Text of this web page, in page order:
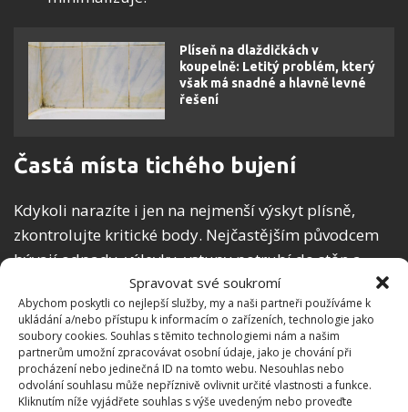
Spravovat své soukromí
Abychom poskytli co nejlepší služby, my a naši partneři používáme k
ukládání a/nebo přístupu k informacím o zařízeních, technologie jako
soubory cookies. Souhlas s těmito technologiemi nám a našim
partnerům umožní zpracovávat osobní údaje, jako je chování při
procházení nebo jedinečná ID na tomto webu. Nesouhlas nebo
odvolání souhlasu může nepříznivě ovlivnit určité vlastnosti a funkce.
Kliknutím níže vyjádřete souhlas s výše uvedeným nebo proveďte
Plíseň na dlaždičkách v
koupelně: Letitý problém, který
však má snadné a hlavně levné
řešení
Častá místa tichého bujení
Kdykoli narazíte i jen na nejmenší výskyt plísně,
zkontrolujte kritické body. Nejčastějším původcem
bývají odpady, výlevky, vstupy potrubí do stěn a
také keramické povrchy. Obecně se zapomíná na
zadní a spodní strany umyvadel, toalet nebo
bidetů. Věnujte pozornost také spárám kolem vany,
ve sprchovém koutě a u umyvadla. Platí to i pro
zástěny a prostory mezi jednotlivými díly. Tam je
mnoho záhybů a koutů, kam se při úklidu